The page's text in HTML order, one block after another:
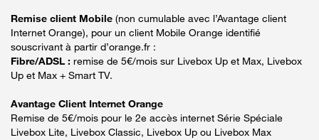
Remise client Mobile (non cumulable avec l’Avantage client
Internet Orange), pour un client Mobile Orange identifié
souscrivant à partir d’orange.fr :
Fibre/ADSL : remise de 5€/mois sur Livebox Up et Max, Livebox
Up et Max + Smart TV.
Avantage Client Internet Orange
Remise de 5€/mois pour le 2e accès internet Série Spéciale
Livebox Lite, Livebox Classic, Livebox Up ou Livebox Max